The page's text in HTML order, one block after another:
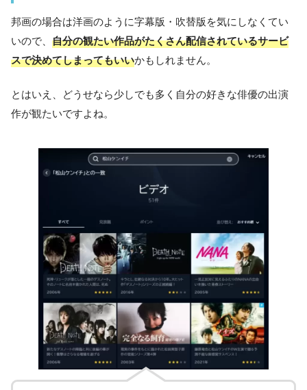
邦画の場合は洋画のように字幕版・吹替版を気にしなくてい
いので、 自分の観たい作品がたくさん配信されているサービ
スで決めてしまってもいいかもしれません。
とはいえ、どうせなら少しでも多く自分の好きな俳優の出演
作が観たいですよね。